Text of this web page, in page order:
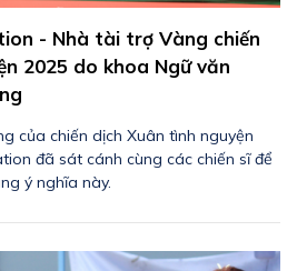
- Nhà tài trợ Vàng chiến
2025 do khoa Ngữ văn
của chiến dịch Xuân tình nguyện
đã sát cánh cùng các chiến sĩ để
ý nghĩa này.